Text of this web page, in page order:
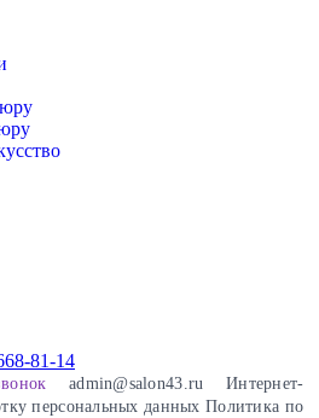
81-14
admin@salon43.ru
Интернет-
персональных данныхПолитика по